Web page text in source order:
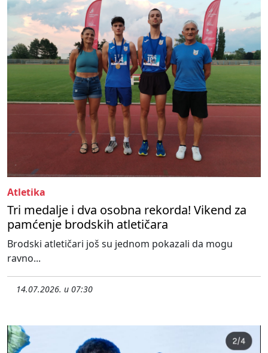
Atletika
Tri medalje i dva osobna rekorda! Vikend za
pamćenje brodskih atletičara
Brodski atletičari još su jednom pokazali da mogu
ravno...
14.07.2026. u 07:30